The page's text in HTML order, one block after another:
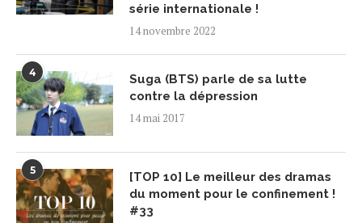
série internationale !
14 novembre 2022
4
Suga (BTS) parle de sa lutte
contre la dépression
14 mai 2017
5
[TOP 10] Le meilleur des dramas
du moment pour le confinement !
#33